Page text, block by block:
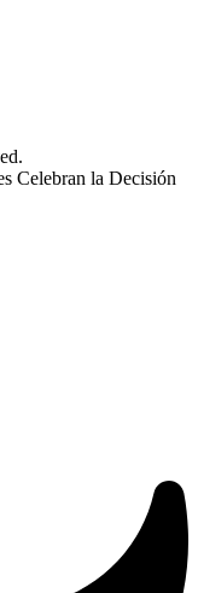
Celebran la Decisión